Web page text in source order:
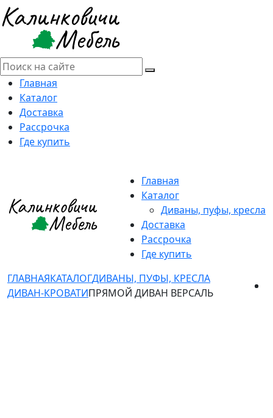
Главная
Каталог
Доставка
Рассрочка
Где купить
Главная
Каталог
Диваны, пуфы, кресла
Доставка
Рассрочка
Где купить
ГЛАВНАЯКАТАЛОГДИВАНЫ, ПУФЫ, КРЕСЛА
ДИВАН-КРОВАТИПРЯМОЙ ДИВАН ВЕРСАЛЬ